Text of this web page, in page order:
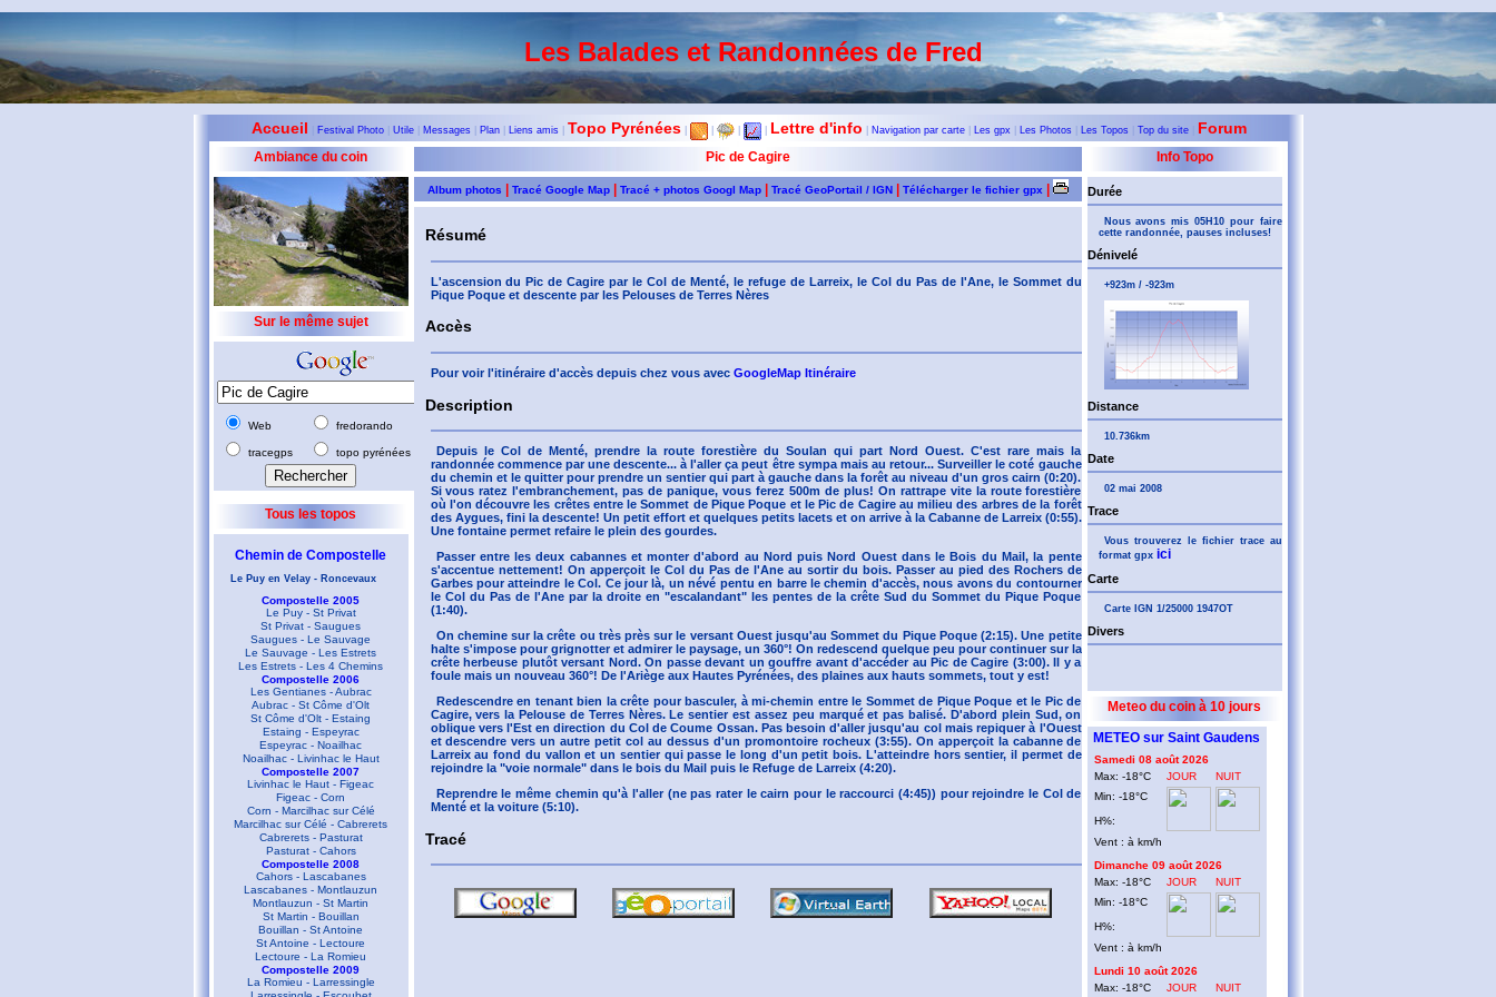
Les Balades et Randonnées de Fred
Accueil Festival Photo| Utile| Messages| Plan| Liens amis| Topo Pyrénées| | | | Lettre d'info Navigation par carte| Les gpx| Les Photos| Les Topos Top du site| Forum
Ambiance du coin
Sur le même sujet
Web fredorando
tracegps topo pyrénées
Tous les topos
Chemin de Compostelle
Le Puy en Velay - Roncevaux
Compostelle 2005
Le Puy - St Privat
St Privat - Saugues
Saugues - Le Sauvage
Le Sauvage - Les Estrets
Les Estrets - Les 4 Chemins
Compostelle 2006
Les Gentianes - Aubrac
Aubrac - St Côme d'Olt
St Côme d'Olt - Estaing
Estaing - Espeyrac
Espeyrac - Noailhac
Noailhac - Livinhac le Haut
Compostelle 2007
Livinhac le Haut - Figeac
Figeac - Corn
Corn - Marcilhac sur Célé
Marcilhac sur Célé - Cabrerets
Cabrerets - Pasturat
Pasturat - Cahors
Compostelle 2008
Cahors - Lascabanes
Lascabanes - Montlauzun
Montlauzun - St Martin
St Martin - Bouillan
Bouillan - St Antoine
St Antoine - Lectoure
Lectoure - La Romieu
Compostelle 2009
La Romieu - Larressingle
Pic de Cagire
Album photos Tracé Google Map| Tracé + photos Googl Map| Tracé GeoPortail / IGN| Télécharger le fichier gpx|
Résumé
L'ascension du Pic de Cagire par le Col de Menté, le refuge de Larreix, le Col du Pas de l'Ane, le Sommet du
Pique Poque et descente par les Pelouses de Terres Nères
Accès
Pour voir l'itinéraire d'accès depuis chez vous avec GoogleMap Itinéraire
Description
Depuis le Col de Menté, prendre la route forestière du Soulan qui part Nord Ouest. C'est rare mais la
randonnée commence par une descente... à l'aller ça peut être sympa mais au retour... Surveiller le coté gauche
du chemin et le quitter pour prendre un sentier qui part à gauche dans la forêt au niveau d'un gros cairn (0:20).
Si vous ratez l'embranchement, pas de panique, vous ferez 500m de plus! On rattrape vite la route forestière
où l'on découvre les crêtes entre le Sommet de Pique Poque et le Pic de Cagire au milieu des arbres de la forêt
des Aygues, fini la descente! Un petit effort et quelques petits lacets et on arrive à la Cabanne de Larreix (0:55).
Une fontaine permet refaire le plein des gourdes.
Passer entre les deux cabannes et monter d'abord au Nord puis Nord Ouest dans le Bois du Mail, la pente
s'accentue nettement! On apperçoit le Col du Pas de l'Ane au sortir du bois. Passer au pied des Rochers de
Garbes pour atteindre le Col. Ce jour là, un névé pentu en barre le chemin d'accès, nous avons du contourner
le Col du Pas de l'Ane par la droite en "escalandant" les pentes de la crête Sud du Sommet du Pique Poque
(1:40).
On chemine sur la crête ou très près sur le versant Ouest jusqu'au Sommet du Pique Poque (2:15). Une petite
halte s'impose pour grignotter et admirer le paysage, un 360°! On redescend quelque peu pour continuer sur la
crête herbeuse plutôt versant Nord. On passe devant un gouffre avant d'accéder au Pic de Cagire (3:00). Il y a
foule mais un nouveau 360°! De l'Ariège aux Hautes Pyrénées, des plaines aux hauts sommets, tout y est!
Redescendre en tenant bien la crête pour basculer, à mi-chemin entre le Sommet de Pique Poque et le Pic de
Cagire, vers la Pelouse de Terres Nères. Le sentier est assez peu marqué et pas balisé. D'abord plein Sud, on
oblique vers l'Est en direction du Col de Coume Ossan. Pas besoin d'aller jusqu'au col mais repiquer à l'Ouest
et descendre vers un autre petit col au dessus d'un promontoire rocheux (3:55). On apperçoit la cabanne de
Larreix au fond du vallon et un sentier qui passe le long d'un petit bois. L'atteindre hors sentier, il permet de
rejoindre la "voie normale" dans le bois du Mail puis le Refuge de Larreix (4:20).
Reprendre le même chemin qu'à l'aller (ne pas rater le cairn pour le raccourci (4:45)) pour rejoindre le Col de
Menté et la voiture (5:10).
Tracé
Info Topo
Durée
Nous avons mis 05H10 pour faire
cette randonnée, pauses incluses!
Dénivelé
+923m / -923m
Distance
10.736km
Date
02 mai 2008
Trace
Vous trouverez le fichier trace au
format gpx ici
Carte
Carte IGN 1/25000 1947OT
Divers
Meteo du coin à 10 jours
METEO sur Saint Gaudens
Samedi 08 août 2026
Max: -18°C
JOUR
NUIT
Min: -18°C
H%:
Vent : à km/h
Dimanche 09 août 2026
Max: -18°C
JOUR
NUIT
Min: -18°C
H%:
Vent : à km/h
Lundi 10 août 2026
Max: -18°C
JOUR NUIT